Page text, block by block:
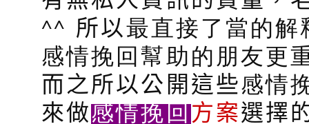
^^ 所以最直接了當的
感情挽回幫助的朋友更
而之所以公開這些感情
來做感情挽回方案選擇